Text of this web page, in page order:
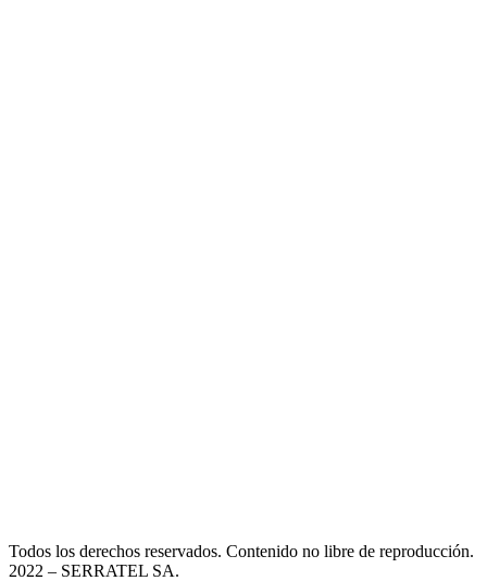
Todos los derechos reservados. Contenido no libre de reproducción.
2022 – SERRATEL SA.